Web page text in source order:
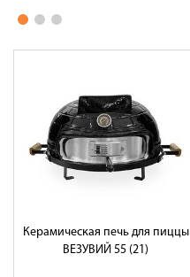
Керамическая печь для пиццы
ВЕЗУВИЙ 55 (21)